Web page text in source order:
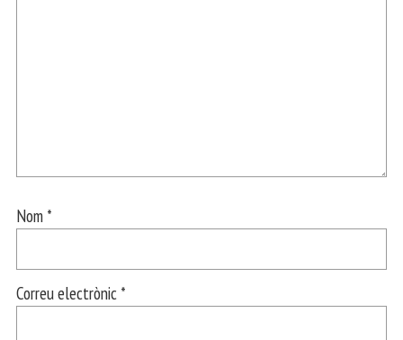
Nom *
Correu electrònic *